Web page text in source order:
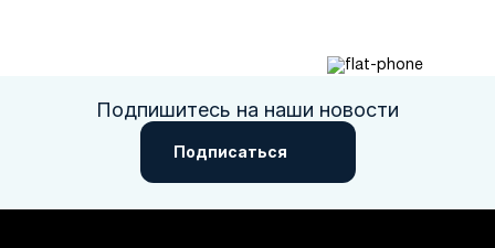
Подпишитесь на наши новости
Подписаться